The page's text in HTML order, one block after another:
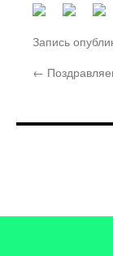
Запись
←